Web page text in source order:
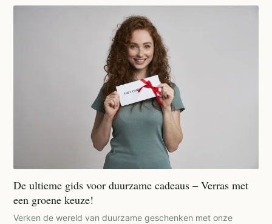
De ultieme gids voor duurzame cadeaus – Verras met
een groene keuze!
Verken de wereld van duurzame geschenken met onze